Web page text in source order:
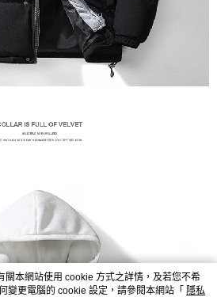
關本網站使用 cookie 方式之詳情，及若您不希
變更電腦的 cookie 設定，請參閱本網站「 隱私